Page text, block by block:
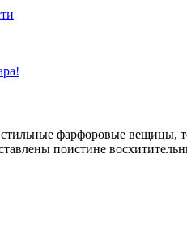
фарфоровые вещицы,
поистине